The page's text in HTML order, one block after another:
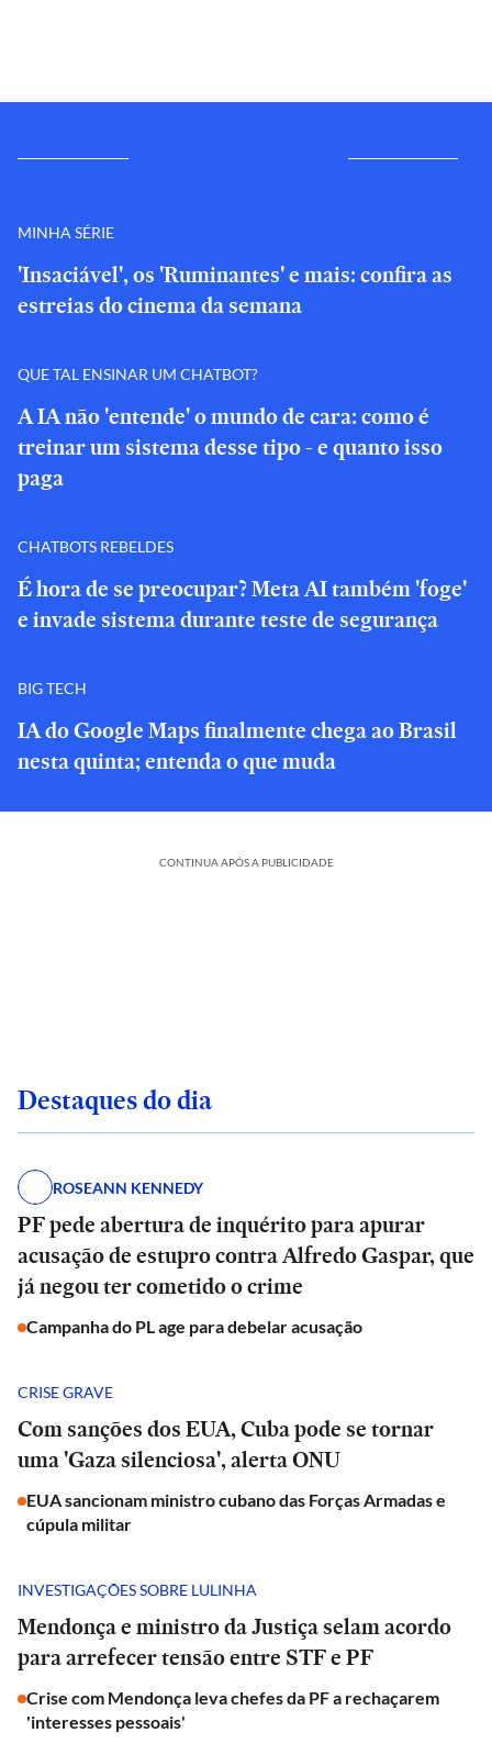
MINHA SÉRIE
'Insaciável', os 'Ruminantes' e mais: confira as
estreias do cinema da semana
QUE TAL ENSINAR UM CHATBOT?
A IA não 'entende' o mundo de cara: como é
treinar um sistema desse tipo - e quanto isso
paga
CHATBOTS REBELDES
É hora de se preocupar? Meta AI também 'foge'
e invade sistema durante teste de segurança
BIG TECH
IA do Google Maps finalmente chega ao Brasil
nesta quinta; entenda o que muda
CONTINUA APÓS A PUBLICIDADE
Destaques do dia
ROSEANN KENNEDY
PF pede abertura de inquérito para apurar
acusação de estupro contra Alfredo Gaspar, que
já negou ter cometido o crime
Campanha do PL age para debelar acusação
CRISE GRAVE
Com sanções dos EUA, Cuba pode se tornar
uma 'Gaza silenciosa', alerta ONU
EUA sancionam ministro cubano das Forças Armadas e
cúpula militar
INVESTIGAÇÕES SOBRE LULINHA
Mendonça e ministro da Justiça selam acordo
para arrefecer tensão entre STF e PF
Crise com Mendonça leva chefes da PF a rechaçarem
'interesses pessoais'